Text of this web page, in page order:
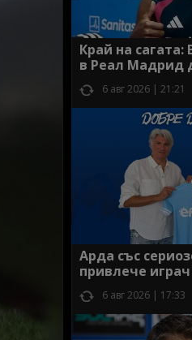
Край на сагата:
в Реал Мадрид
6 авг 2026 | 21:21
Арда със
привлече
6 авг 2026 | 17:33